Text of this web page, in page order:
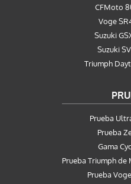
CFMoto
Voge
Suzuki
Suzuki
Triumph
Prueba
Prueba
Gama
Prueba Triumph de
Prueba